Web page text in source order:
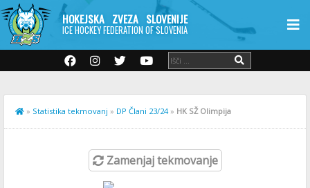
HOKEJSKA ZVEZA SLOVENIJE
ICE HOCKEY FEDERATION OF SLOVENIA
» Statistika tekmovanj » DP Člani 23/24» HK SŽ Olimpija
Zamenjaj tekmovanje